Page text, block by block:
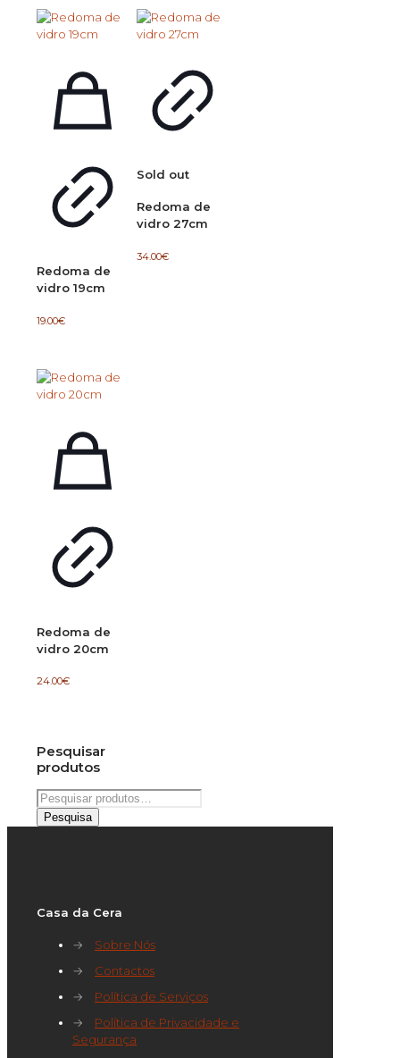
Redoma de
vidro 19cm
19.00€
Sold out
Redoma de
vidro 27cm
34.00€
Redoma de
vidro 20cm
24.00€
Pesquisar
produtos
Pesquisar
por:
Pesquisa
Casa da Cera
→
Sobre Nós
→
Contactos
→
Política de Serviços
→
Política de Privacidade e
Segurança